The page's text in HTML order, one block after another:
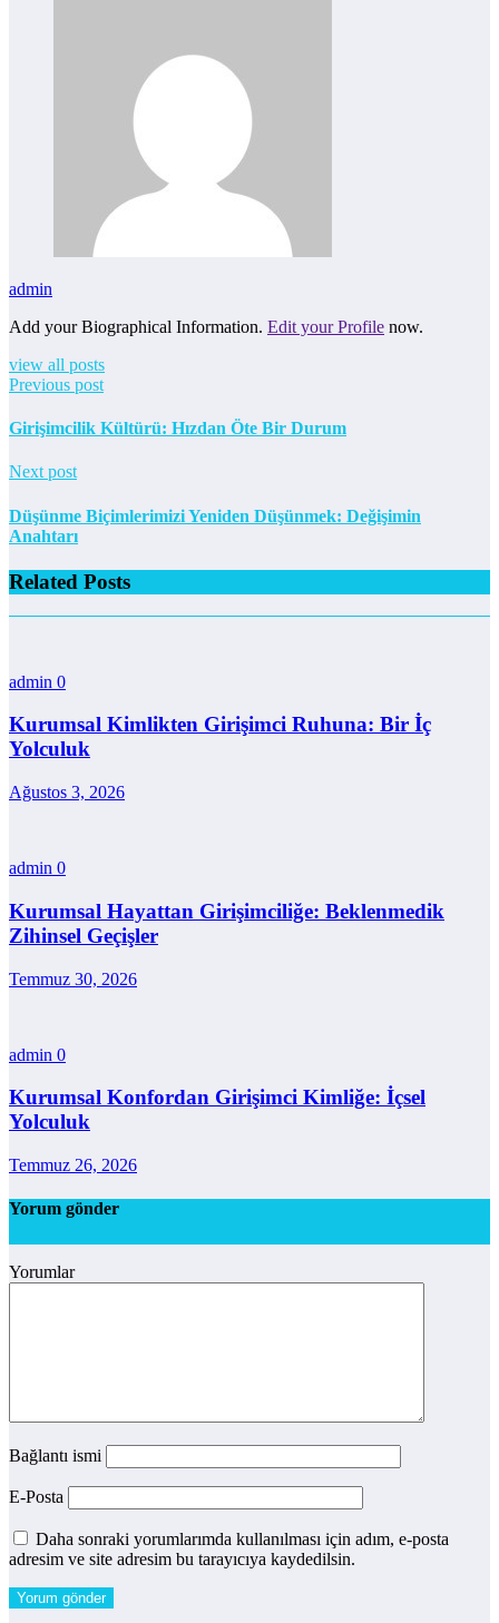
admin
Add your Biographical Information. Edit your Profile now.
view all posts
Previous post
Girişimcilik Kültürü: Hızdan Öte Bir Durum
Next post
Düşünme Biçimlerimizi Yeniden Düşünmek: Değişimin
Anahtarı
Related Posts
admin 0
Kurumsal Kimlikten Girişimci Ruhuna: Bir İç
Yolculuk
Ağustos 3, 2026
admin 0
Kurumsal Hayattan Girişimciliğe: Beklenmedik
Zihinsel Geçişler
Temmuz 30, 2026
admin 0
Kurumsal Konfordan Girişimci Kimliğe: İçsel
Yolculuk
Temmuz 26, 2026
Yorum gönder
Yorumlar
Bağlantı ismi
E-Posta
Daha sonraki yorumlarımda kullanılması için adım, e-posta
adresim ve site adresim bu tarayıcıya kaydedilsin.